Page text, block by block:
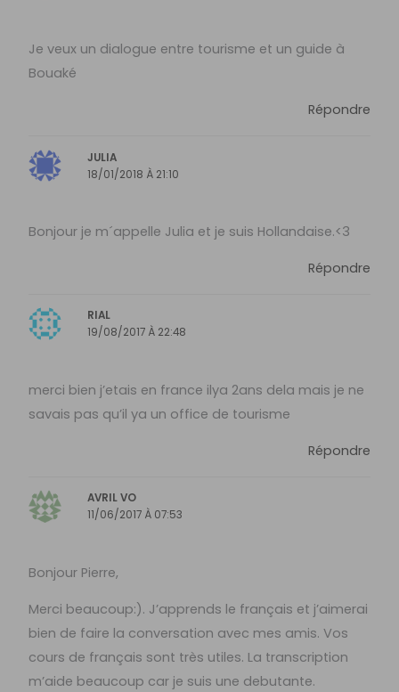
Je veux un dialogue entre tourisme et un guide à
Bouaké
Répondre
JULIA
18/01/2018 À 21:10
Bonjour je m´appelle Julia et je suis Hollandaise.<3
Répondre
RIAL
19/08/2017 À 22:48
merci bien j’etais en france ilya 2ans dela mais je ne
savais pas qu’il ya un office de tourisme
Répondre
AVRIL VO
11/06/2017 À 07:53
Bonjour Pierre,
Merci beaucoup:). J’apprends le français et j’aimerai
bien de faire la conversation avec mes amis. Vos
cours de français sont très utiles. La transcription
m’aide beaucoup car je suis une debutante.